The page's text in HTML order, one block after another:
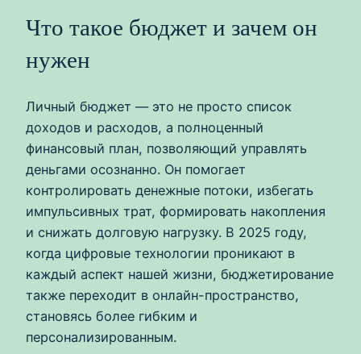
Что такое бюджет и зачем он
нужен
Личный бюджет — это не просто список
доходов и расходов, а полноценный
финансовый план, позволяющий управлять
деньгами осознанно. Он помогает
контролировать денежные потоки, избегать
импульсивных трат, формировать накопления
и снижать долговую нагрузку. В 2025 году,
когда цифровые технологии проникают в
каждый аспект нашей жизни, бюджетирование
также переходит в онлайн-пространство,
становясь более гибким и
персонализированным.